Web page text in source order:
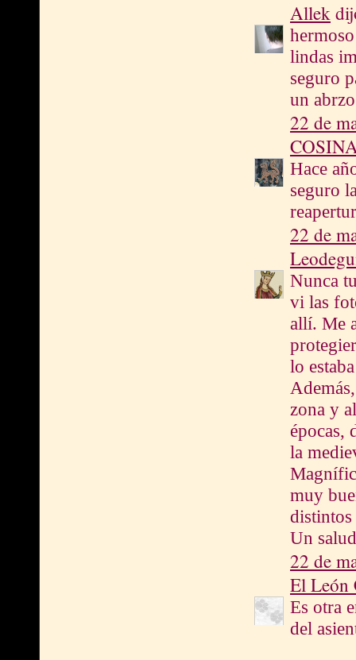
Allek
lindas
seguro
un
22 de
Hace
seguro
22 de
Nunca
vi las
allí. Me
lo
zona y
épocas,
la
muy
distintos
Un
22 de
El León
Es otra
del